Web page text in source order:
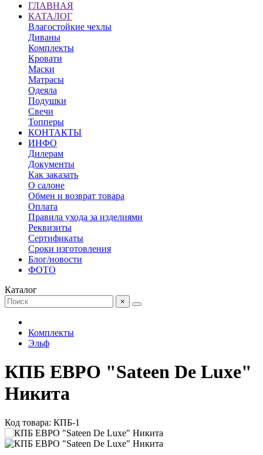
ГЛАВНАЯ
КАТАЛОГ
Влагостойкие чехлы
Диваны
Комплекты
Кровати
Маски
Матрасы
Одеяла
Подушки
Свечи
Топперы
КОНТАКТЫ
ИНФО
Дилерам
Документы
Как заказать
О салоне
Обмен и возврат товара
Оплата
Правила ухода за изделиями
Реквизиты
Сертификаты
Сроки изготовления
Блог/новости
ФОТО
Каталог
×
Комплекты
Эльф
КПБ ЕВРО "Sateen De Luxe"
Никита
Код товара: КПБ-1